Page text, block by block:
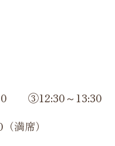
③12:30～13:30
満席）